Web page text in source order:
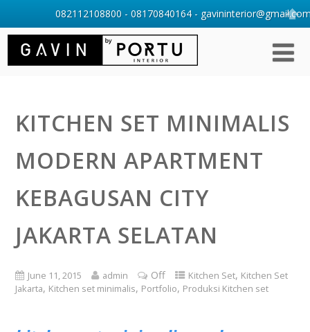
KITCHEN SET MINIMALIS
MODERN APARTMENT
KEBAGUSAN CITY
JAKARTA SELATAN
June 11, 2015 admin Off Kitchen Set, Kitchen Set
Jakarta, Kitchen set minimalis, Portfolio, Produksi Kitchen set
082112108800 - 08170840164 -